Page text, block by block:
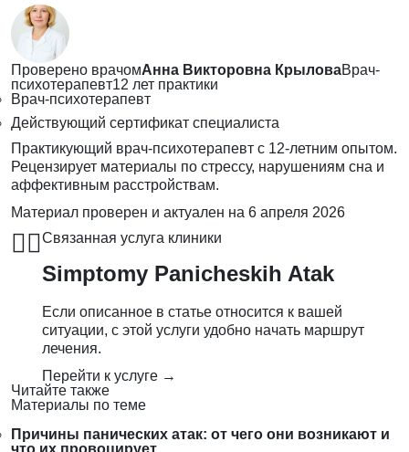
Проверено врачомАнна Викторовна КрыловаВрач-
психотерапевт12 лет практики
Врач-психотерапевт
Действующий сертификат специалиста
Практикующий врач-психотерапевт с 12-летним опытом.
Рецензирует материалы по стрессу, нарушениям сна и
аффективным расстройствам.
Материал проверен и актуален на 6 апреля 2026
👨‍⚕️Связанная услуга клиники
Simptomy Panicheskih Atak
Если описанное в статье относится к вашей
ситуации, с этой услуги удобно начать маршрут
лечения.
Перейти к услуге →
Читайте также
Материалы по теме
Причины панических атак: от чего они возникают и